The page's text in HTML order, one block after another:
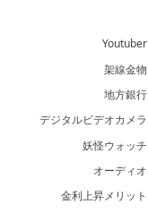
金利上昇メリット
オーディオ
妖怪ウォッチ
デジタルビデオカメラ
地方銀行
架線金物
Youtuber